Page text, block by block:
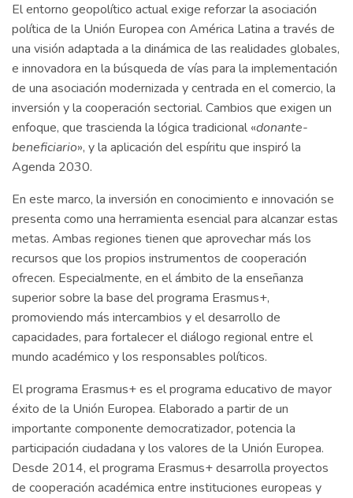
El entorno geopolítico actual exige reforzar la asociación
política de la Unión Europea con América Latina a través de
una visión adaptada a la dinámica de las realidades globales,
e innovadora en la búsqueda de vías para la implementación
de una asociación modernizada y centrada en el comercio, la
inversión y la cooperación sectorial. Cambios que exigen un
enfoque, que trascienda la lógica tradicional «donante-
beneficiario», y la aplicación del espíritu que inspiró la
Agenda 2030.
En este marco, la inversión en conocimiento e innovación se
presenta como una herramienta esencial para alcanzar estas
metas. Ambas regiones tienen que aprovechar más los
recursos que los propios instrumentos de cooperación
ofrecen. Especialmente, en el ámbito de la enseñanza
superior sobre la base del programa Erasmus+,
promoviendo más intercambios y el desarrollo de
capacidades, para fortalecer el diálogo regional entre el
mundo académico y los responsables políticos.
El programa Erasmus+ es el programa educativo de mayor
éxito de la Unión Europea. Elaborado a partir de un
importante componente democratizador, potencia la
participación ciudadana y los valores de la Unión Europea.
Desde 2014, el programa Erasmus+ desarrolla proyectos
de cooperación académica entre instituciones europeas y